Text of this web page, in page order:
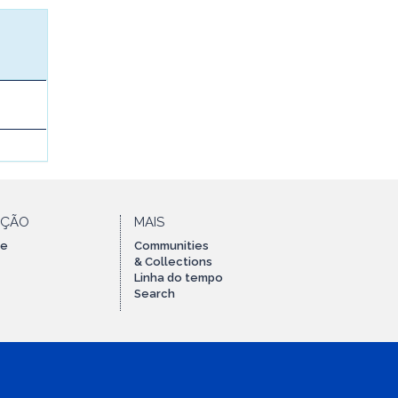
MAIS
Communities
& Collections
Linha do tempo
Search